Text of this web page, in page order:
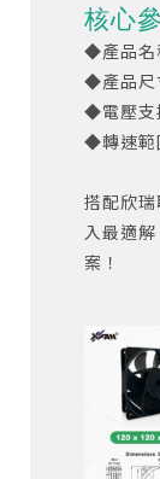
核心
◆產品名
◆產品
◆電壓支
◆轉速範
搭配欣
入最適
案！